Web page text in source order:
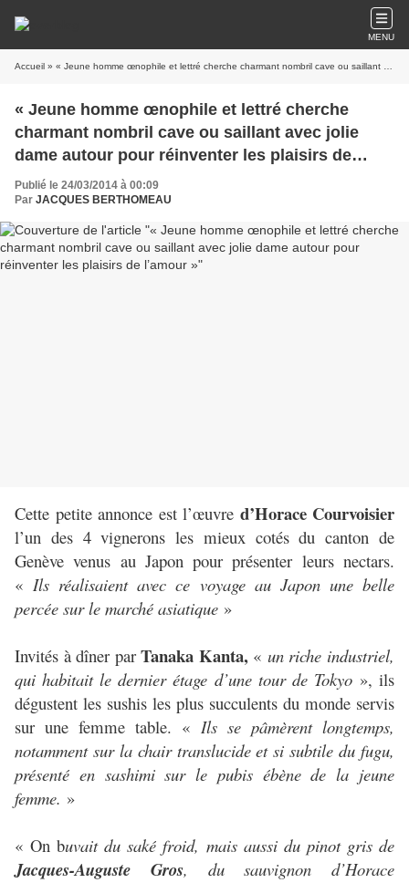
MENU
Accueil » « Jeune homme œnophile et lettré cherche charmant nombril cave ou saillant avec jolie dame autour pour réinventer les plaisirs de l’amour »
« Jeune homme œnophile et lettré cherche
charmant nombril cave ou saillant avec jolie
dame autour pour réinventer les plaisirs de
l’amour »
Publié le 24/03/2014 à 00:09
Par JACQUES BERTHOMEAU
Cette petite annonce est l’œuvre d’Horace Courvoisier
l’un des 4 vignerons les mieux cotés du canton de
Genève venus au Japon pour présenter leurs nectars.
«Ils réalisaient avec ce voyage au Japon une belle
percée sur le marché asiatique »
Invités à dîner parTanaka Kanta, « un riche industriel,
qui habitait le dernier étage d’une tour de Tokyo», ils
dégustent les sushis les plus succulents du monde servis
sur une femme table. « Ils se pâmèrent longtemps,
notamment sur la chair translucide et si subtile du fugu,
présenté en sashimi sur le pubis ébène de la jeune
femme. »
« On buvait du saké froid, mais aussi du pinot gris de
Jacques-Auguste Gros, du sauvignon d’Horace